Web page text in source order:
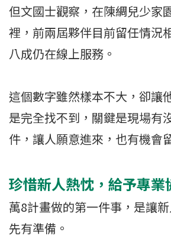
但文國士觀察，在陳綢兒少家
裡，前兩屆夥伴目前留任情況
八成仍在線上服務。
這個數字雖然樣本不大，卻讓
是完全找不到，關鍵是現場有
件，讓人願意進來，也有機會
珍惜新人熱忱，給予專業
萬8計畫做的第一件事，是讓
先有準備。